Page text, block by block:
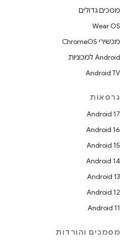
מסכים גדולים
Wear OS
מכשירי ChromeOS
Android למכוניות
Android TV
גרסאות
Android 17
Android 16
Android 15
Android 14
Android 13
Android 12
Android 11
מסמכים והורדות